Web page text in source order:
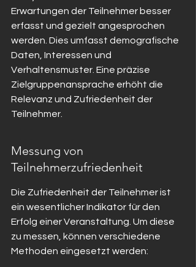
Erwartungen der Teilnehmer besser
erfasst und gezielt angesprochen
werden. Dies umfasst demografische
Daten, Interessen und
Verhaltensmuster. Eine präzise
Zielgruppenansprache erhöht die
Relevanz und Zufriedenheit der
Teilnehmer.
Messung von
Teilnehmerzufriedenheit
Die Zufriedenheit der Teilnehmer ist
ein wesentlicher Indikator für den
Erfolg einer Veranstaltung. Um diese
zu messen, können verschiedene
Methoden eingesetzt werden: